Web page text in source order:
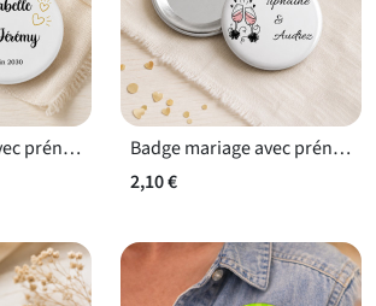
Badge mariage avec prénoms et date
Badge mariage avec prénoms
2,10 €